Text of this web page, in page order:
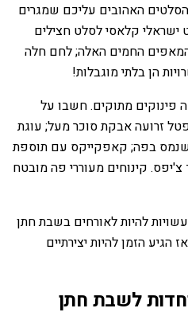
האהובים עליכם שמגרים
קלאסי לסלט חצילים
החמים האלה; לחם חלה
הן בלתי מוגבלות!
פינוקים מתוקים. חשבו על
פטל זרועה אבקת סוכר מעל; עוגת
בפה; קאפקייקס עם תוספת
קינוחים מעוררי פה מובטח
להיות לאורחים בשבת חתן
הזמן להיות יצירתיים
לשבת חתן